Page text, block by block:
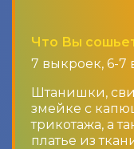
Что Вы
7 выкроек, 6-7
Штанишки,
змейке с
трикотажа, а
платье из